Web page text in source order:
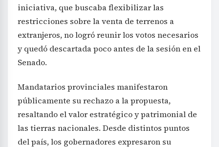
iniciativa, que buscaba flexibilizar las
restricciones sobre la venta de terrenos a
extranjeros, no logró reunir los votos necesarios
y quedó descartada poco antes de la sesión en el
Senado.
Mandatarios provinciales manifestaron
públicamente su rechazo a la propuesta,
resaltando el valor estratégico y patrimonial de
las tierras nacionales. Desde distintos puntos
del país, los gobernadores expresaron su